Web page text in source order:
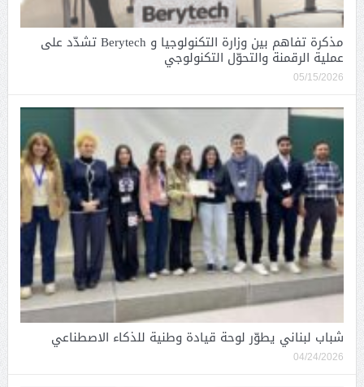
مذكرة تفاهم بين وزارة التكنولوجيا و Berytech تشدّد على
عملية الرقمنة والتحوّل التكنولوجي
05/15/2026
شباب لبناني يطوّر لوحة قيادة وطنية للذكاء الاصطناعي
04/24/2026